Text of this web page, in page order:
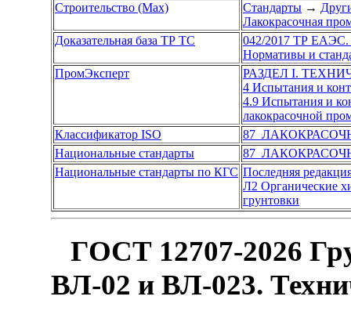
Строительство (Max)
Стандарты →
Лакокрасочная
Доказательная база ТР ТС
042/2017 ТР ЕАЭС.
Нормативы и
ПромЭксперт
РАЗДЕЛ I.
4 Испытания и
4.9 Испытания и
лакокрасочной
Классификатор ISO
87
Национальные стандарты
87
Национальные стандарты по КГС Последняя
Л2 Органические
грунтовки
ГОСТ 12707-2026
ВЛ-02 и ВЛ-023.